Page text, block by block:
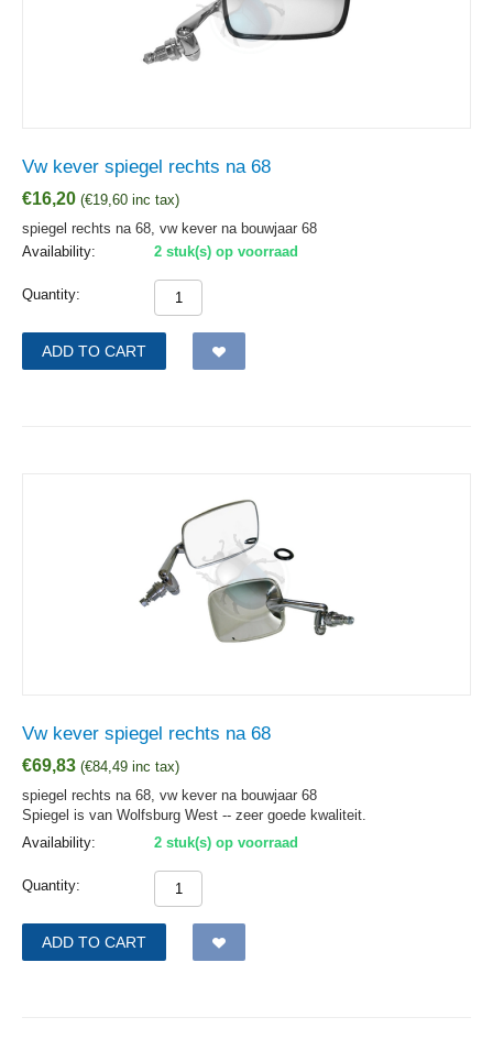
Vw kever spiegel rechts na 68
€16,20 (€19,60 inc tax)
spiegel rechts na 68, vw kever na bouwjaar 68
Availability:
2 stuk(s) op voorraad
Quantity:
ADD TO CART
Vw kever spiegel rechts na 68
€69,83 (€84,49 inc tax)
spiegel rechts na 68, vw kever na bouwjaar 68
Spiegel is van Wolfsburg West -- zeer goede kwaliteit.
Availability:
2 stuk(s) op voorraad
Quantity:
ADD TO CART